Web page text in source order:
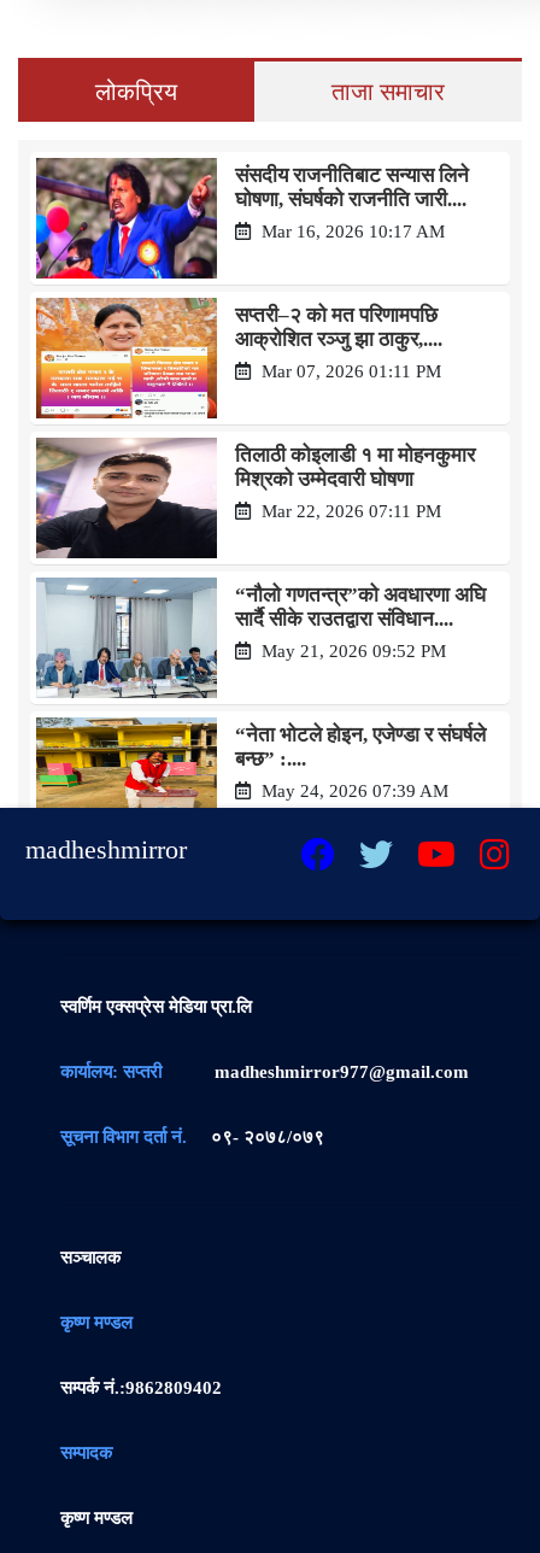
लोकप्रिय ताजा समाचार
संसदीय राजनीतिबाट सन्यास लिने
घोषणा, संघर्षको राजनीति जारी....
Mar 16, 2026 10:17 AM
सप्तरी–२ को मत परिणामपछि
आक्रोशित रञ्जु झा ठाकुर,....
Mar 07, 2026 01:11 PM
तिलाठी कोइलाडी १ मा मोहनकुमार
मिश्रको उम्मेदवारी घोषणा
Mar 22, 2026 07:11 PM
“नौलो गणतन्त्र”को अवधारणा अघि
सार्दै सीके राउतद्वारा संविधान....
May 21, 2026 09:52 PM
“नेता भोटले होइन, एजेण्डा र संघर्षले
बन्छ” :....
May 24, 2026 07:39 AM
madheshmirror
स्वर्णिम एक्सप्रेस मेडिया प्रा.लि
कार्यालय: सप्तरी madheshmirror977@gmail.com
सूचना विभाग दर्ता नं. ०९- २०७८/०७९
सञ्चालक
कृष्ण मण्डल
सम्पर्क नं.:9862809402
सम्पादक
कृष्ण मण्डल